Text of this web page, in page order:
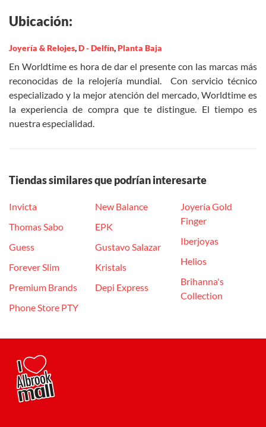
Ubicación:
Joyería & Relojes,D - Delfín,Planta Baja
En Worldtime es hora de dar el presente con las marcas más
reconocidas de la relojería mundial. Con servicio técnico
especializado y la mejor atención del mercado, Worldtime es
la experiencia de compra que te distingue. El tiempo es
nuestra especialidad.
Tiendas similares que podrían interesarte
Invicta
Thomas Sabo
Guess
Forever Slim
Premium Brands
Phone Store PTY
New Balance
EPK
Gustavo Salazar
Kristals
Depi Express
Joyería Gold
Finger
Iberjoyas
Helios
Brihanna's
Collection